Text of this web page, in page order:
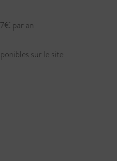
par an
sur le site